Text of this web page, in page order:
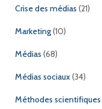
Crise des médias (21)
Marketing(10)
Médias (68)
Médias sociaux(34)
Méthodes scientifiques